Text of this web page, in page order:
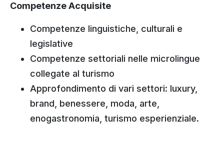
Competenze Acquisite
Competenze linguistiche, culturali e
legislative
Competenze settoriali nelle microlingue
collegate al turismo
Approfondimento di vari settori: luxury,
brand, benessere, moda, arte,
enogastronomia, turismo esperienziale.